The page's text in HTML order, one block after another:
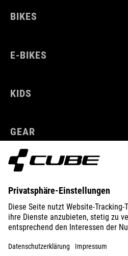
BIKES
E-BIKES
KIDS
GEAR
EQUIPMENT
SUPPORT
ÜBER UNS